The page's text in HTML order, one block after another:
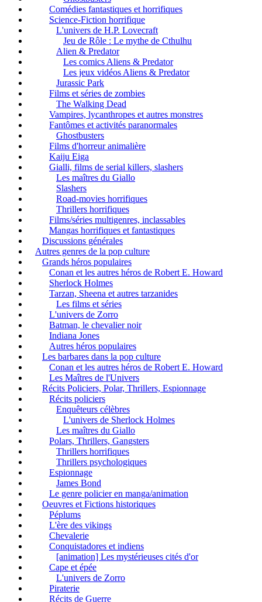
Comédies fantastiques et horrifiques
Science-Fiction horrifique
L'univers de H.P. Lovecraft
Jeu de Rôle : Le mythe de Cthulhu
Alien & Predator
Les comics Aliens & Predator
Les jeux vidéos Aliens & Predator
Jurassic Park
Films et séries de zombies
The Walking Dead
Vampires, lycanthropes et autres monstres
Fantômes et activités paranormales
Ghostbusters
Films d'horreur animalière
Kaiju Eiga
Gialli, films de serial killers, slashers
Les maîtres du Giallo
Slashers
Road-movies horrifiques
Thrillers horrifiques
Films/séries multigenres, inclassables
Mangas horrifiques et fantastiques
Discussions générales
Autres genres de la pop culture
Grands héros populaires
Conan et les autres héros de Robert E. Howard
Sherlock Holmes
Tarzan, Sheena et autres tarzanides
Les films et séries
L'univers de Zorro
Batman, le chevalier noir
Indiana Jones
Autres héros populaires
Les barbares dans la pop culture
Conan et les autres héros de Robert E. Howard
Les Maîtres de l'Univers
Récits Policiers, Polar, Thrillers, Espionnage
Récits policiers
Enquêteurs célèbres
L'univers de Sherlock Holmes
Les maîtres du Giallo
Polars, Thrillers, Gangsters
Thrillers horrifiques
Thrillers psychologiques
Espionnage
James Bond
Le genre policier en manga/animation
Oeuvres et Fictions historiques
Péplums
L'ère des vikings
Chevalerie
Conquistadores et indiens
[animation] Les mystérieuses cités d'or
Cape et épée
L'univers de Zorro
Piraterie
Récits de Guerre